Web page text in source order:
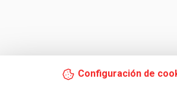
Configuración de